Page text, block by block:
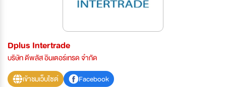
Dplus Intertrade
บริษัท ดีพลัส อินเตอร์เทรด จำกัด
เข้าชมเว็บไซต์
Facebook